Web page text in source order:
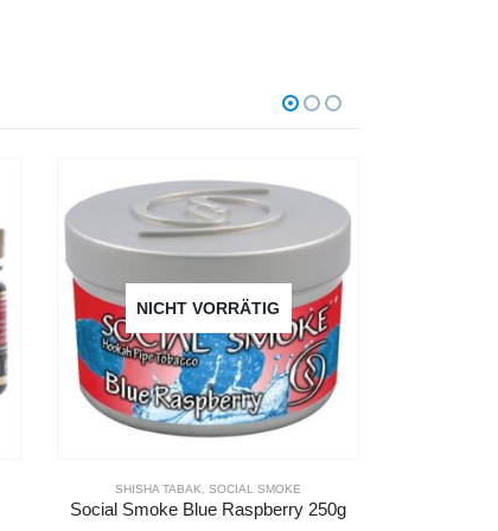
NICHT VORRÄTIG
SHISHA TABAK SOCIAL SMOKE
Social Smoke Passion Cali Peach 250g